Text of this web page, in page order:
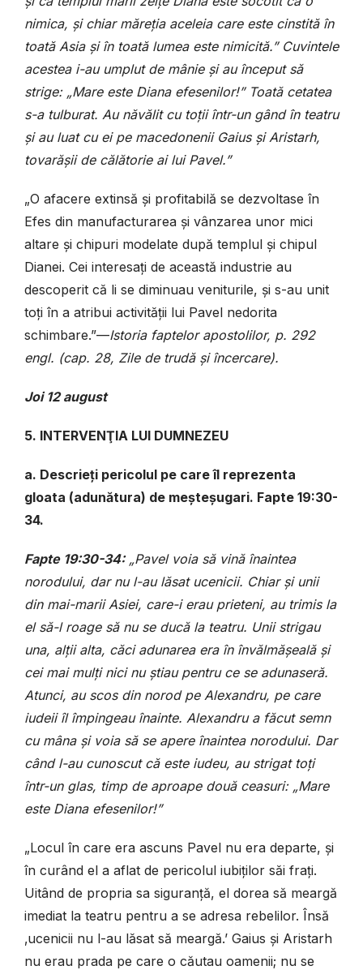
nimica, și chiar măreția aceleia care este cinstită în
toată Asia și în toată lumea este nimicită.” Cuvintele
acestea i-au umplut de mânie și au început să
strige: „Mare este Diana efesenilor!” Toată cetatea
s-a tulburat. Au năvălit cu toții într-un gând în teatru
și au luat cu ei pe macedonenii Gaius și Aristarh,
tovarășii de călătorie ai lui Pavel.”
„O afacere extinsă și profitabilă se dezvoltase în
Efes din manufacturarea și vânzarea unor mici
altare și chipuri modelate după templul și chipul
Dianei. Cei interesați de această industrie au
descoperit că li se diminuau veniturile, și s-au unit
toți în a atribui activității lui Pavel nedorita
schimbare.”—Istoria faptelor apostolilor, p. 292
engl. (cap. 28, Zile de trudă și încercare).
Joi 12 august
5. INTERVENŢIA LUI DUMNEZEU
a. Descrieți pericolul pe care îl reprezenta
gloata (adunătura) de meșteșugari. Fapte 19:30-
34.
Fapte 19:30-34:„Pavel voia să vină înaintea
norodului, dar nu l-au lăsat ucenicii. Chiar și unii
din mai-marii Asiei, care-i erau prieteni, au trimis la
el să-l roage să nu se ducă la teatru. Unii strigau
una, alții alta, căci adunarea era în învălmășeală și
cei mai mulți nici nu știau pentru ce se adunaseră.
Atunci, au scos din norod pe Alexandru, pe care
iudeii îl împingeau înainte. Alexandru a făcut semn
cu mâna și voia să se apere înaintea norodului. Dar
când l-au cunoscut că este iudeu, au strigat toți
într-un glas, timp de aproape două ceasuri: „Mare
este Diana efesenilor!”
„Locul în care era ascuns Pavel nu era departe, și
în curând el a aflat de pericolul iubiților săi frați.
Uitând de propria sa siguranță, el dorea să meargă
imediat la teatru pentru a se adresa rebelilor. Însă
‚ucenicii nu l-au lăsat să meargă.’ Gaius și Aristarh
nu erau prada pe care o căutau oamenii; nu se